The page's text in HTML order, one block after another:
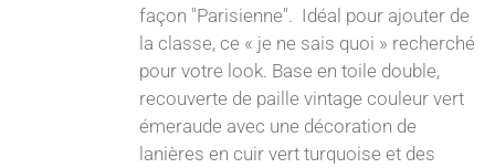
façon "Parisienne". Idéal pour ajouter de
la classe, ce « je ne sais quoi » recherché
pour votre look. Base en toile double,
recouverte de paille vintage couleur vert
émeraude avec une décoration de
lanières en cuir vert turquoise et des